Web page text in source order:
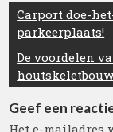
Carport doe-
parkeerplaats!
De voordelen
Geef een
Het e-mailadres